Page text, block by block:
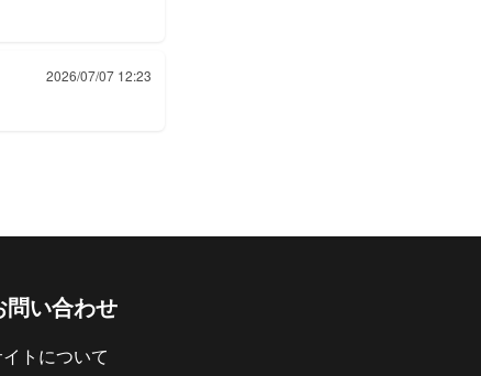
2026/07/07 12:23
問い合わせ
トについて